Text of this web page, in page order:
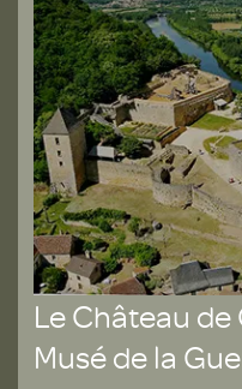
Le Château
Musé de la